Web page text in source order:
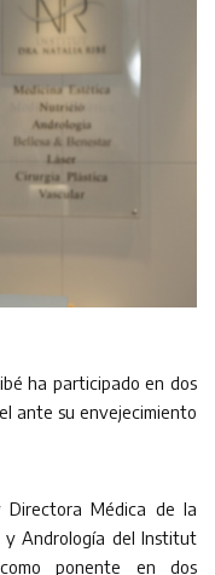
ha participado en dos
ante su envejecimiento
Médica de la
y Andrología del Institut
ponente en dos